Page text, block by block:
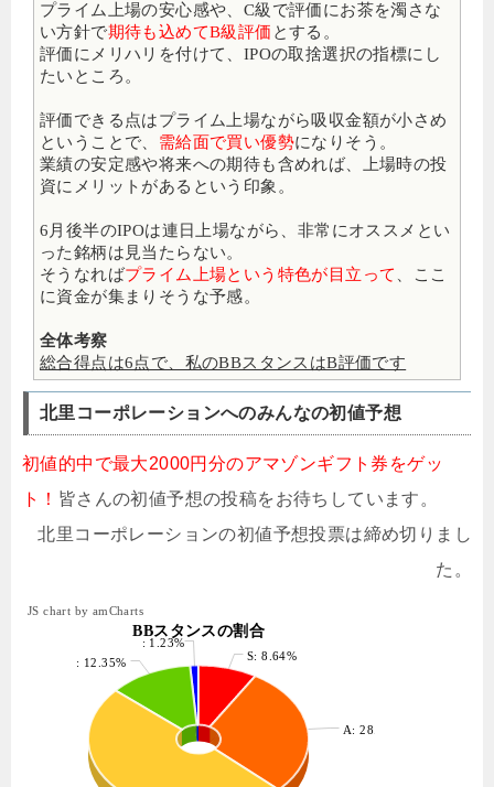
プライム上場の安心感や、C級で評価にお茶を濁さな
い方針で期待も込めてB級評価 とする。
評価にメリハリを付けて、IPOの取捨選択の指標にし
たいところ。
評価できる点はプライム上場ながら吸収金額が小さめ
ということで、 需給面で買い優勢になりそう。
業績の安定感や将来への期待も含めれば、上場時の投
資にメリットがあるという印象。
6月後半のIPOは連日上場ながら、非常にオススメとい
った銘柄は見当たらない。
そうなればプライム上場という特色が目立って
、ここ
に資金が集まりそうな予感。
全体考察
総合得点は6点で、私のBBスタンスはB評価です
北里コーポレーションへのみんなの初値予想
初値的中で最大2000円分のアマゾンギフト券をゲッ
ト！ 皆さんの初値予想の投稿をお待ちしています。
北里コーポレーションの初値予想投票は締め切りまし
た。
: 1.23%
: 12.35%
S: 8.64%
A: 28.40%
BBスタンスの割合
JS chart by amCharts